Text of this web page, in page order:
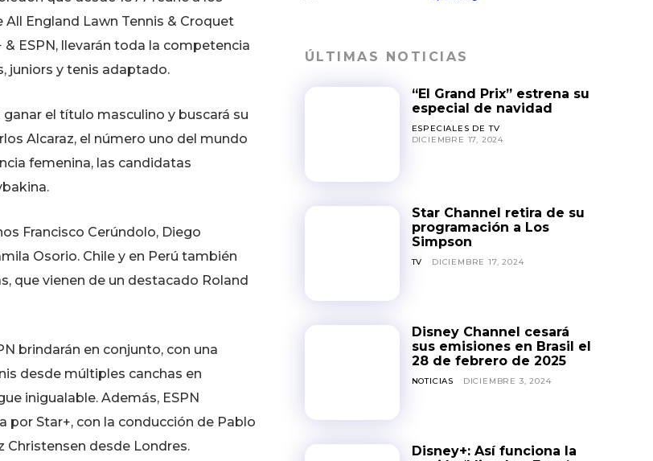
England Lawn Tennis & Croquet
ESPN, llevarán toda la competencia
juniors y tenis adaptado.
el título masculino y buscará su
Alcaraz, el número uno del mundo
femenina, las candidatas
Francisco Cerúndolo, Diego
Osorio. Chile y en Perú también
que vienen de un destacado Roland
brindarán en conjunto, con una
desde múltiples canchas en
inigualable. Además, ESPN
por Star+, con la conducción de Pablo
Christensen desde Londres.
ÚLTIMAS NOTICIAS
“El Grand Prix” estrena su
especial de navidad
ESPECIALES DE TV
DICIEMBRE 17, 2024
Star Channel retira de su
programación a Los
Simpson
TV DICIEMBRE 17, 2024
Disney Channel cesará
sus emisiones en Brasil el
28 de febrero de 2025
NOTICIAS DICIEMBRE 3, 2024
Disney+: Así funciona la